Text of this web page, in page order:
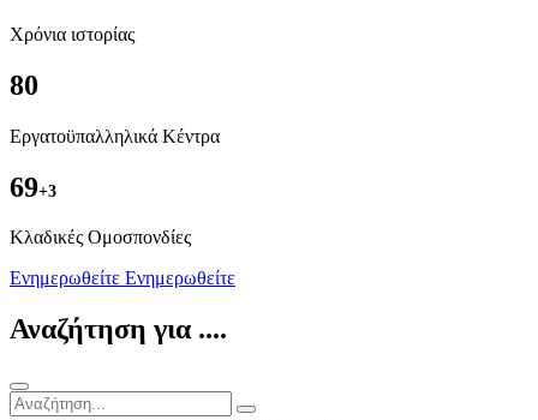
Χρόνια ιστορίας
80
Εργατοϋπαλληλικά Κέντρα
69+3
Kλαδικές Ομοσπονδίες
Ενημερωθείτε Ενημερωθείτε
Αναζήτηση για ....